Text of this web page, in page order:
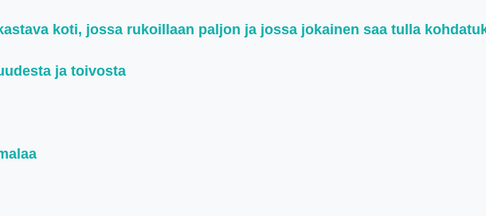
koti, jossa rukoillaan paljon ja jossa jokainen saa tulla
ja toivosta